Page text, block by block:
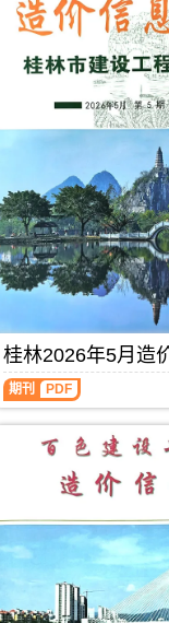
于
港
工
程
招
标
控
编
制
州
市
建
设
工
程
站
官
方
发
信
息
造
网
发
布，
用
于
港
工
程
设
计
概
于
建
价
宁
建
设
工
程
造
信
息）
期
刊，
由
南
工
造
息
桂林2026年5月造
期刊 PDF